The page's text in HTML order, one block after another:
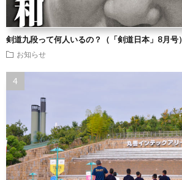
剣道九段って何人いるの？（「剣道日本」8月号）
お知らせ